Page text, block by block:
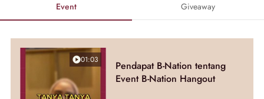
Event Giveaway
01:03
Pendapat B-Nation tentang
Event B-Nation Hangout